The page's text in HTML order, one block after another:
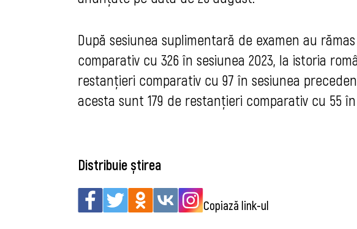
După sesiunea suplimentară de examen au
comparativ cu 326 în sesiunea 2023, la istoria
restanțieri comparativ cu 97 în sesiunea
acesta sunt 179 de restanțieri comparativ cu 55 în
Distribuie știrea
Copiază link-ul